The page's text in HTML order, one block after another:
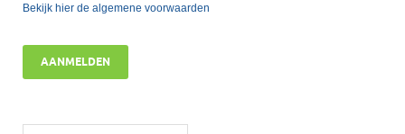
Bekijk hier de algemene voorwaarden
AANMELDEN